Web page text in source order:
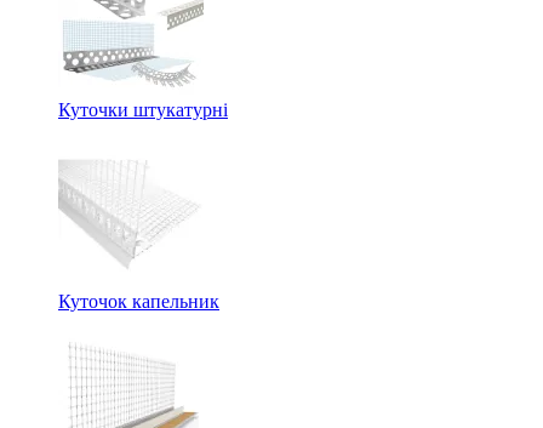
Куточки штукатурні
Куточок капельник